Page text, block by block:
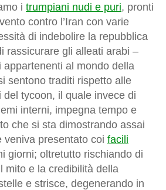
i trumpiani nudi e puri, pronti
contro l’Iran con varie
di indebolire la repubblica
rassicurare gli alleati arabi –
appartenenti al mondo della
sentono traditi rispetto alle
del tycoon, il quale invece di
interni, impegna tempo e
che si sta dimostrando assai
veniva presentato coi facili
giorni; oltretutto rischiando di
mito e la credibilità della
e strisce, degenerando in